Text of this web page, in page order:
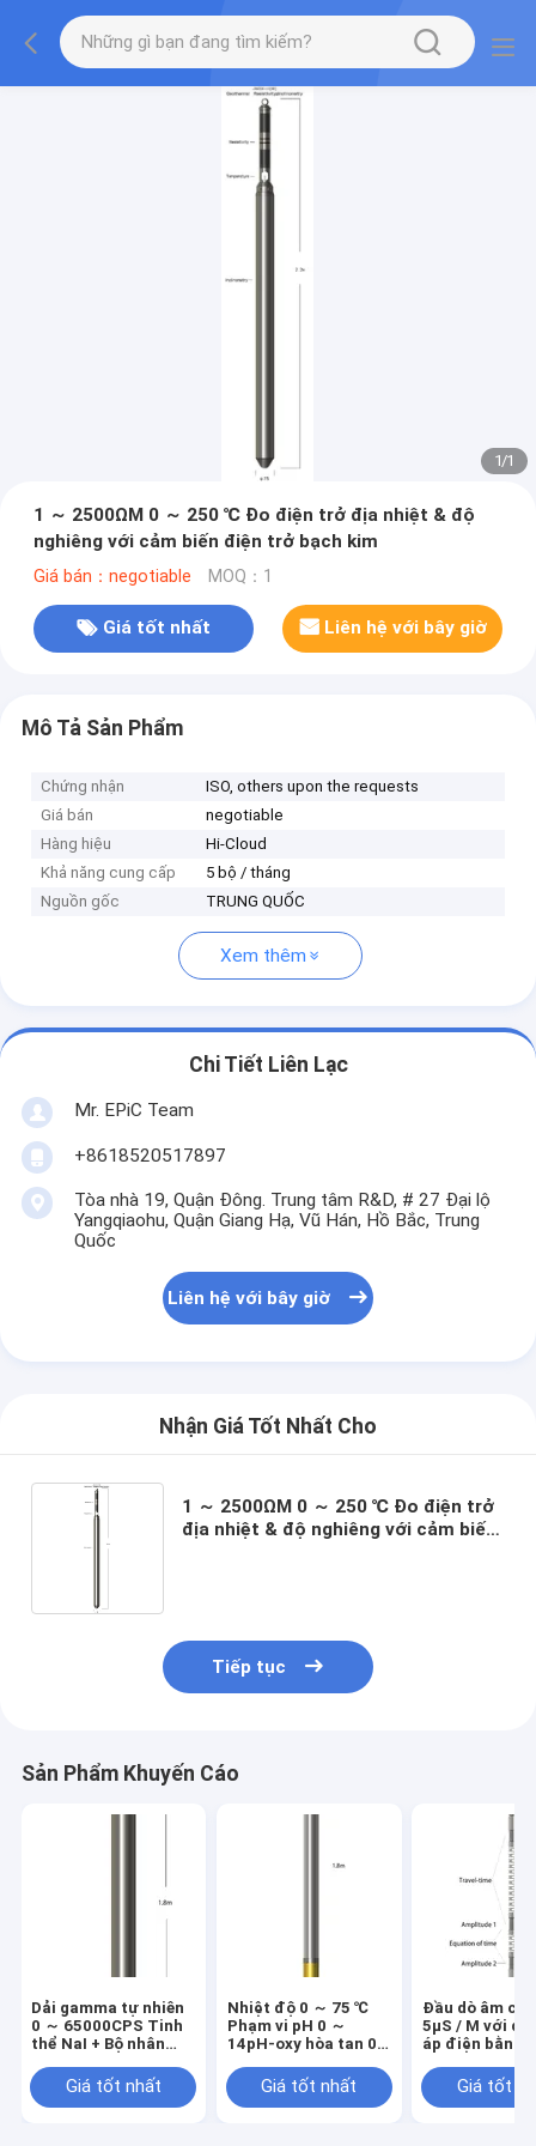
1/1
1 ～ 2500ΩM 0 ～ 250 ℃ Đo điện trở địa nhiệt & độ
nghiêng với cảm biến điện trở bạch kim
Giá bán：negotiable MOQ：1
Giá tốt nhất Liên hệ với bây giờ
Mô Tả Sản Phẩm
Chứng nhận
ISO, others upon the requests
Giá bán
negotiable
Hàng hiệu
Hi-Cloud
Khả năng cung cấp
5 bộ / tháng
Nguồn gốc
TRUNG QUỐC
Xem thêm
Chi Tiết Liên Lạc
Mr. EPiC Team
+8618520517897
Tòa nhà 19, Quận Đông. Trung tâm R&D, # 27 Đại lộ
Yangqiaohu, Quận Giang Hạ, Vũ Hán, Hồ Bắc, Trung
Quốc
Liên hệ với bây giờ
Nhận Giá Tốt Nhất Cho
1 ～ 2500ΩM 0 ～ 250 ℃ Đo điện trở
địa nhiệt & độ nghiêng với cảm biến
Tiếp tục
Sản Phẩm Khuyến Cáo
Dải gamma tự nhiên
0 ～ 65000CPS Tinh
thể NaI + Bộ nhân
nhiệt & Gamma
Giá tốt nhất
Nhiệt độ 0 ～ 75 ℃
Phạm vi pH 0 ～
14pH-oxy hòa tan 0
chất lượng nước
Giá tốt nhất
Đầu dò âm
5μS / M với
áp điện bằng
Giá tốt